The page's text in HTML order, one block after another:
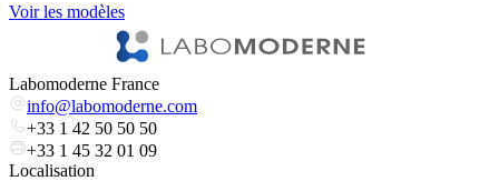
Voir les modèles
Labomoderne France
info@labomoderne.com
+33 1 42 50 50 50
+33 1 45 32 01 09
Localisation